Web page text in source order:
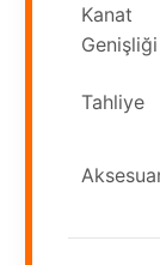
Kanat
Genişliği
Tahliye